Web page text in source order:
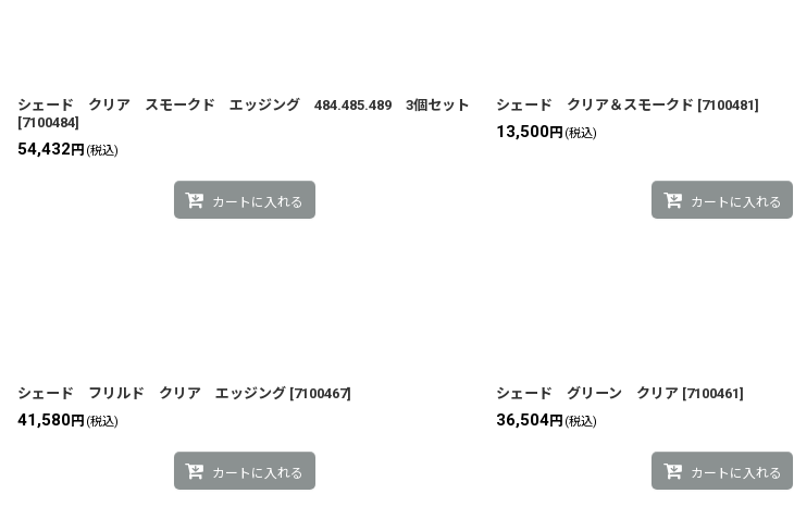
シェード クリア スモークド エッジング 484.485.489 3個セット
[7100484]
54,432 円 (税込)
カートに入れる
シェード クリア＆スモークド [7100481]
13,500円 (税込)
カートに入れる
シェード フリルド クリア エッジング [7100467]
41,580円 (税込)
カートに入れる
シェード グリーン クリア [7100461]
36,504円 (税込)
カートに入れる